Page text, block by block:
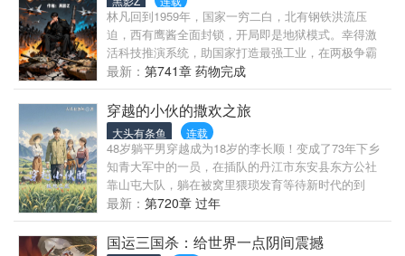
林凡回到1959年，国家一穷二白，北有钢铁洪流压
迫，西有鹰酱全面封锁，开局即是地狱模式。幸得激
活科技推演系统，助国家打造最强工业，在两极争霸
之下偷偷发育。直到有一天，国力曝光，举世震惊，
两极被迫联合！对此，林凡只想说：“封锁越狠，我越
强！”“老米，你们不是喜欢自由航行吗？来华夏试
试！”
最新： 第741章 药物完成
穿越的小伙的撒欢之旅
大头有条鱼 连载
48岁躺平男穿越成为18岁的李长顺！变成了73年下乡
知青大军中的一员，在插队的丹江市东安县东方公社
靠山屯大队，躺在被窝里猥琐发育等待新时代的到
来。（本文就是平凡的知青生活文，叙事平凡，故事
发展节奏比较慢。生活气息浓重，非爽文，无戾气，
以处对象，各种城市人入山的趣事为主，不喜勿入）
最新： 第720章 过年
国运三国杀：给世界一点阴间震撼